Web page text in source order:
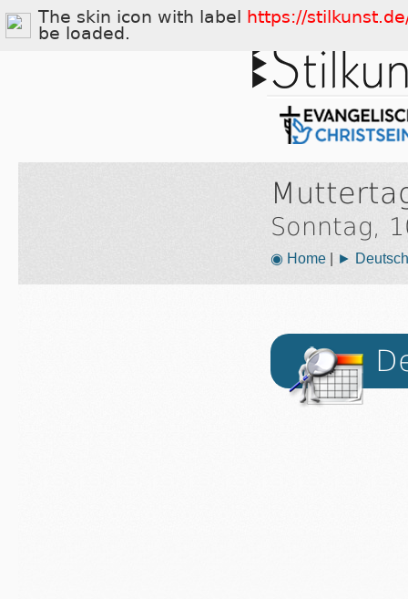
Sonntag,
◉ Home| ►
The skin icon with label
https://
be loaded.